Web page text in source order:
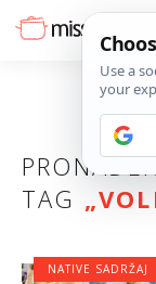
TAG „
NATIVE SADRŽAJ